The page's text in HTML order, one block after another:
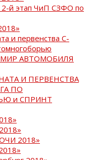
й этап ЧиП СЗФО по
и первенства С-
АВТОМОБИЛЯ
И ПЕРВЕНСТВА
ПО
и СПРИНТ
2018»